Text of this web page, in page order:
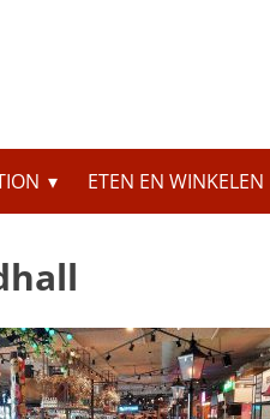
ETEN EN WINKELEN